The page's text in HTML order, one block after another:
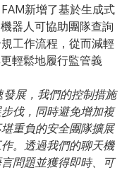
新增了基於生成式
器人可協助團隊查詢
工作流程，從而減輕
輕鬆地履行監管義
發展，我們的控制措施
伐，同時避免增加複
重負的安全團隊擴展
。透過我們的聊天機
問題並獲得即時、可